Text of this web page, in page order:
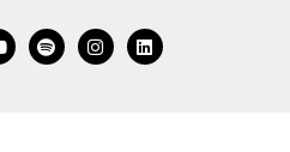
SpotifyInstagramLinkedin